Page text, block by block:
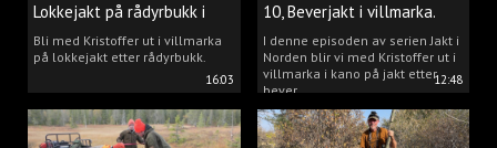
16:03
Lokkejakt på rådyrbukk i
villmarka.
Bli med Kristoffer ut i villmarka
på lokkejakt etter rådyrbukk.
12:48
10, Beverjakt i villmarka.
I denne episoden av serien Jakt i
Norden blir vi med Kristoffer ut i
villmarka i kano på jakt etter
bever.